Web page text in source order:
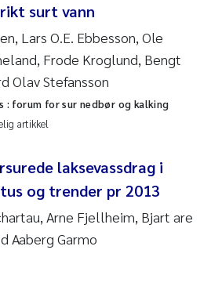
Prat
surt vann
Lars O.E. Ebbesson, Ole
Frode Kroglund, Bengt
Olav Stefansson
artikkel
forum for sur nedbør og kalking
laksevassdrag i
og trender pr 2013
Arne Fjellheim, Bjart are
Aaberg Garmo